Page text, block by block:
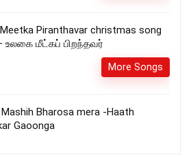
Piranthavar christmas song
உலகை மீட்கப் பிறந்தவர்
More Songs
Bharosa mera -Haath
Gaoonga